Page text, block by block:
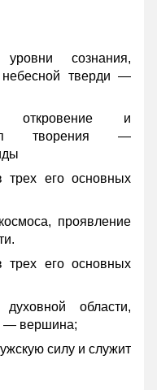
сознания,
тверди —
откровение и
творения —
трех его основных
проявление
трех его основных
области,
— вершина;
силу и служит